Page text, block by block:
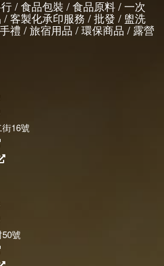
/ 食品包裝 / 食品原料 / 一次
客製化承印服務 / 批發 / 盥洗
禮 / 旅宿用品 / 環保商品 / 露營
16號
號